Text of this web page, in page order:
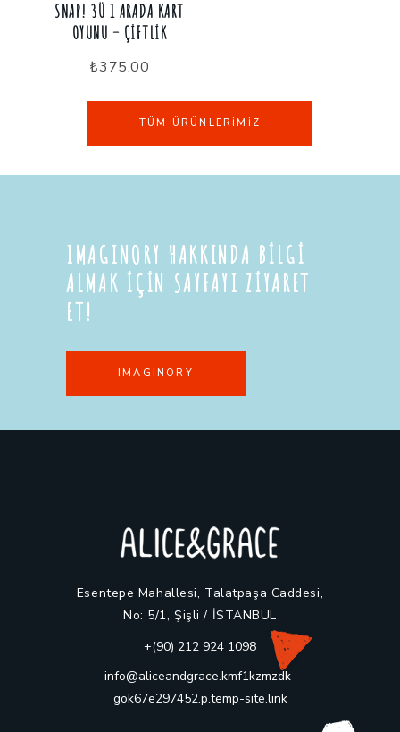
SNAP! 3Ü 1 ARADA KART
OYUNU – ÇIFTLIK
₺375,00
TÜM ÜRÜNLERIMIZ
IMAGINORY HAKKINDA BİLGİ
ALMAK İÇİN SAYFAYI ZİYARET
ET!
IMAGINORY
Esentepe Mahallesi, Talatpaşa Caddesi,
No: 5/1, Şişli / İSTANBUL
+(90) 212 924 1098
info@aliceandgrace.kmf1kzmzdk-
gok67e297452.p.temp-site.link